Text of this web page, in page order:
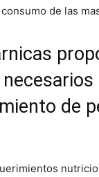
de las
de